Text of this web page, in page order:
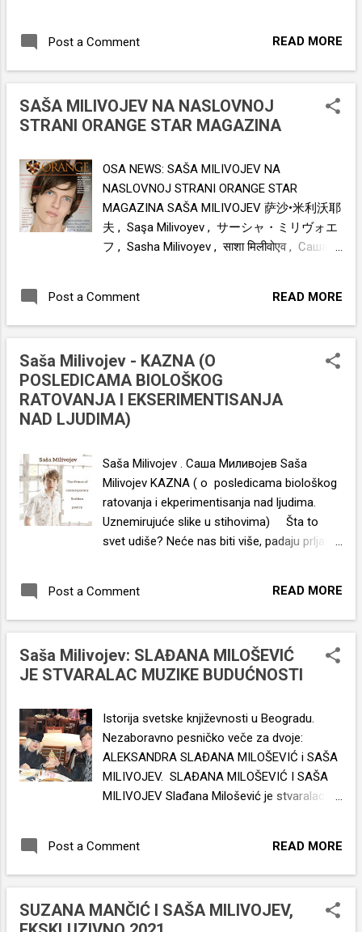
ساشا میلیوویف , Saša Milivojev , Σάσα
Μιλιβόγιεφ , Sasa Milivojev , Sacha
Miliwojew , Sacha Milivoev , Sasha Milivojev
, ሳሻ ሚሊቮዬቭ , Саша Миливоев , Саша
www.sasamilivojev.com
Post a Comment READ MORE
SAŠA MILIVOJEV NA NASLOVNOJ
STRANI ORANGE STAR MAGAZINA
OSA NEWS: SAŠA MILIVOJEV NA
NASLOVNOJ STRANI ORANGE STAR
MAGAZINA SAŠA MILIVOJEV 萨沙•米利沃耶
夫 , Saşa Milivoyev , サーシャ・ミリヴォエ
フ , Sasha Milivoyev , साशा मिलीवोएव , Саша
, Sacha Milivoyév , Sascia Milivoev , Sasza
Miliwojew , Sacha Milivoev , Sasha Milivojev
Миливојев , ساشا ميليفويف
www.sasamilivojev.com
Post a Comment READ MORE
Saša Milivojev - KAZNA (O
POSLEDICAMA BIOLOŠKOG
RATOVANJA I EKSERIMENTISANJA
NAD LJUDIMA)
Saša Milivojev . Саша Миливојев Saša
Milivojev KAZNA ( o posledicama biološkog
ratovanja i ekperimentisanja nad ljudima.
Uznemirujuće slike u stihovima) Šta to
svet udiše? Neće nas biti više, padaju prljave
zavere”, to su Satanine krvopije, monstrumi
iz laboratorije. Glava deteta, a telo zmije,
rogatog jarca. Milioni bivših ljudi bezumno
hoda po planeti, četvoronoške! Naopačke.
skakavci, postajemo zrikavci, glodari i bogalji,
Vakcinisani majmuni, dlakavi u spaljenoj
prašumi. Ni bebe više ne plaču, samo žabe
krekeću! Kako smo se prozlili. postali smo
monstrumi, u paklu ćemo goreti, suzama i
Saša Milivojev SAŠA MILIVOJEV 萨沙•米利沃
Post a Comment READ MORE
Saša Milivojev: SLAĐANA MILOŠEVIĆ
JE STVARALAC MUZIKE BUDUĆNOSTI
Istorija svetske književnosti u Beogradu.
Nezaboravno pesničko veče za dvoje:
ALEKSANDRA SLAĐANA MILOŠEVIĆ i SAŠA
MILIVOJEV. SLAĐANA MILOŠEVIĆ I SAŠA
MILIVOJEV Slađana Milošević je stvaralac
ovog sveta i budućih generacija. Bljesak
svetlosti na sceni, kraljica, a ne samo „
publicističke aktuelnosti, jedina je prava
Post a Comment READ MORE
SUZANA MANČIĆ I SAŠA MILIVOJEV,